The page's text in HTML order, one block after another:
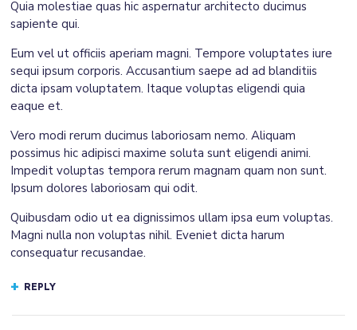
Quia molestiae quas hic aspernatur architecto ducimus
sapiente qui.
Eum vel ut officiis aperiam magni. Tempore voluptates iure
sequi ipsum corporis. Accusantium saepe ad ad blanditiis
dicta ipsam voluptatem. Itaque voluptas eligendi quia
eaque et.
Vero modi rerum ducimus laboriosam nemo. Aliquam
possimus hic adipisci maxime soluta sunt eligendi animi.
Impedit voluptas tempora rerum magnam quam non sunt.
Ipsum dolores laboriosam qui odit.
Quibusdam odio ut ea dignissimos ullam ipsa eum voluptas.
Magni nulla non voluptas nihil. Eveniet dicta harum
consequatur recusandae.
REPLY